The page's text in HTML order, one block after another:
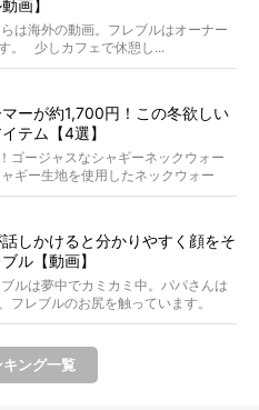
画】
は海外の動画。フレブルはオーナー
。 少しカフェで休憩し...
ーが約1,700円！この冬欲しい
テム【4選】
ージャスなシャギーネックウォー
ギー生地を使用したネックウォー
話しかけると分かりやすく顔をそ
ル【動画】
ルは夢中でカミカミ中。パパさんは
フレブルのお尻を触っています。
キング一覧